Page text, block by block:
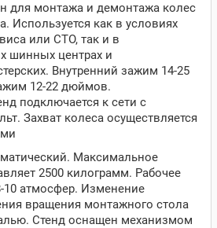
для монтажа и демонтажа колес
Используется как в условиях
или СТО, так и в
шинных центрах и
Внутренний зажим 14-25
12-22 дюймов.
подключается к сети с
Захват колеса осуществляется
Максимальное
2500 килограмм. Рабочее
10 атмосфер. Изменение
вращения монтажного стола
Стенд оснащен механизмом